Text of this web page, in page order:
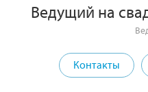
Ведущий на
Контакты